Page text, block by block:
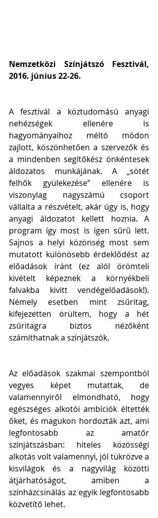
Nemzetközi Színjátszó Fesztivál,
2016. június 22-26.
A fesztivál a köztudomású anyagi
nehézségek ellenére is
hagyományaihoz méltó módon
zajlott, köszönhetően a szervezők és
a mindenben segítőkész önkéntesek
áldozatos munkájának. A „sötét
felhők gyülekezése” ellenére is
viszonylag nagyszámú csoport
vállalta a részvételt, akár úgy is, hogy
anyagi áldozatot kellett hoznia. A
program így most is igen sűrű lett.
Sajnos a helyi közönség most sem
mutatott különösebb érdeklődést az
előadások iránt (ez alól örömteli
kivételt képeznek a környékbeli
falvakba kivitt vendégelőadások!).
Némely esetben mint zsűritag,
kifejezetten örültem, hogy a hét
zsűritagra biztos nézőként
számíthatnak a színjátszók.
Az előadások szakmai szempontból
vegyes képet mutattak, de
valamennyiről elmondható, hogy
egészséges alkotói ambíciók éltették
őket, és magukon hordozták azt, ami
legfontosabb az amatőr
színjátszásban: hiteles közösségi
alkotás volt valamennyi, jól tükrözve a
kisvilágok és a nagyvilág közötti
átjárhatóságot, amiben a
színházcsinálás az egyik legfontosabb
közvetítő lehet.